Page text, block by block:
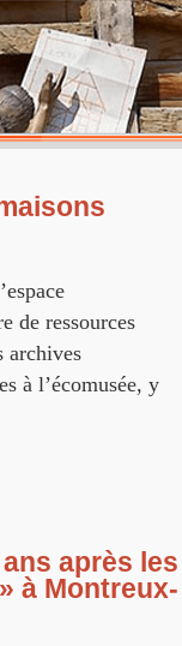
de ressources
archives
à l’écomusée, y
après les
à Montreux-